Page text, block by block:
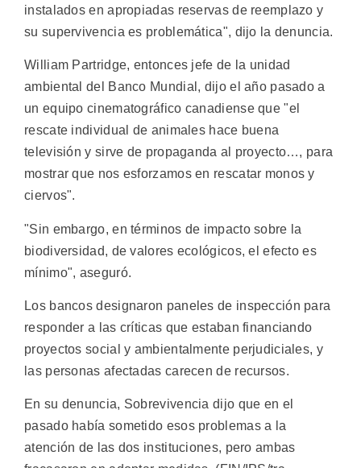
instalados en apropiadas reservas de reemplazo y
su supervivencia es problemática", dijo la denuncia.
William Partridge, entonces jefe de la unidad
ambiental del Banco Mundial, dijo el año pasado a
un equipo cinematográfico canadiense que "el
rescate individual de animales hace buena
televisión y sirve de propaganda al proyecto…, para
mostrar que nos esforzamos en rescatar monos y
ciervos".
"Sin embargo, en términos de impacto sobre la
biodiversidad, de valores ecológicos, el efecto es
mínimo", aseguró.
Los bancos designaron paneles de inspección para
responder a las críticas que estaban financiando
proyectos social y ambientalmente perjudiciales, y
las personas afectadas carecen de recursos.
En su denuncia, Sobrevivencia dijo que en el
pasado había sometido esos problemas a la
atención de las dos instituciones, pero ambas